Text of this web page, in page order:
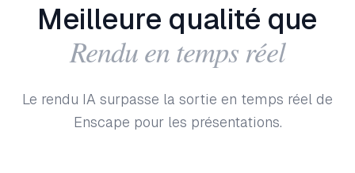
Meilleure qualité que
Rendu en temps réel
Le rendu IA surpasse la sortie en temps réel de
Enscape pour les présentations.